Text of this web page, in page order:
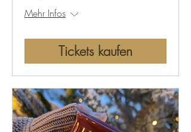
Mehr Infos
Tickets kaufen